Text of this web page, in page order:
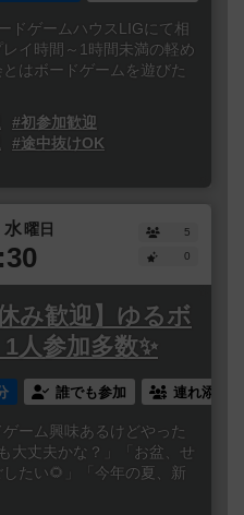
ドゲームハウスLIGにて相
イ時間～1時間未満の軽め
はボードゲームを遊びた
#初参加歓迎
#途中抜けOK
水曜日
5
0
み歓迎】ゆるボ
人参加多数✨
誰でも参加 連れ添い
ーム興味あるけどやった
大丈夫かな？」「お盆、せ
たい🌻」「今年の夏、新